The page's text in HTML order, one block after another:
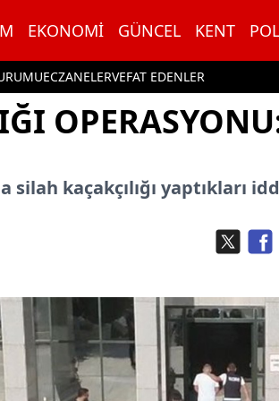
EKONOMI GÜNCEL KENT
ECZANELERVEFAT EDENLER
kaçakçılığı yaptıkları